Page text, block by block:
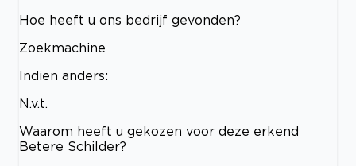
Hoe heeft u ons bedrijf gevonden?
Zoekmachine
Indien anders:
N.v.t.
Waarom heeft u gekozen voor deze erkend
Betere Schilder?